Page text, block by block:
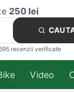
250 lei
recenzii verificate
Video